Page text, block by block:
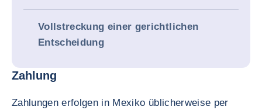
Vollstreckung einer gerichtlichen
Entscheidung
Zahlung
Zahlungen erfolgen in Mexiko üblicherweise per